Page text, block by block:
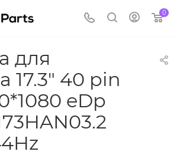
0
для
17.3" 40 pin
eDp